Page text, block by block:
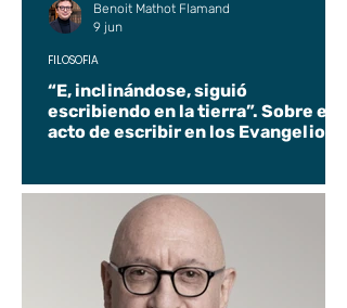
“E, inclinándose, siguió
escribiendo en la tierra”. Sobre el
acto de escribir en los Evangelios.
FILOSOFÍA
Benoit Mathot Flamand
9 jun